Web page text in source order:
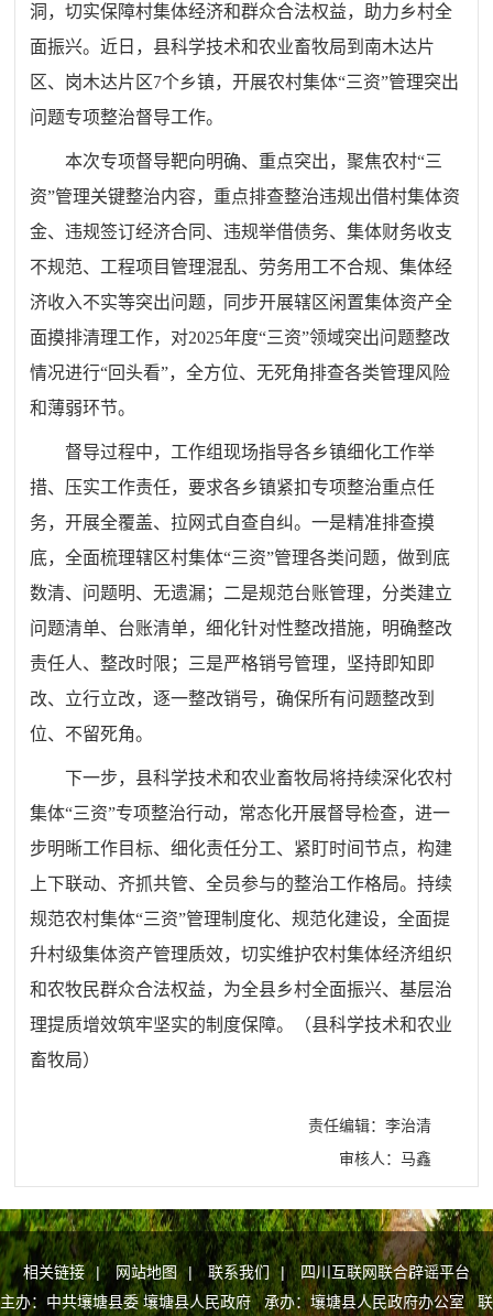
洞，切实保障村集体经济和群众合法权益，助力乡村全
面振兴。近日，县科学技术和农业畜牧局到南木达片
区、岗木达片区7个乡镇，开展农村集体“三资”管理突出
问题专项整治督导工作。
本次专项督导靶向明确、重点突出，聚焦农村“三
资”管理关键整治内容，重点排查整治违规出借村集体资
金、违规签订经济合同、违规举借债务、集体财务收支
不规范、工程项目管理混乱、劳务用工不合规、集体经
济收入不实等突出问题，同步开展辖区闲置集体资产全
面摸排清理工作，对2025年度“三资”领域突出问题整改
情况进行“回头看”，全方位、无死角排查各类管理风险
和薄弱环节。
督导过程中，工作组现场指导各乡镇细化工作举
措、压实工作责任，要求各乡镇紧扣专项整治重点任
务，开展全覆盖、拉网式自查自纠。一是精准排查摸
底，全面梳理辖区村集体“三资”管理各类问题，做到底
数清、问题明、无遗漏；二是规范台账管理，分类建立
问题清单、台账清单，细化针对性整改措施，明确整改
责任人、整改时限；三是严格销号管理，坚持即知即
改、立行立改，逐一整改销号，确保所有问题整改到
位、不留死角。
下一步，县科学技术和农业畜牧局将持续深化农村
集体“三资”专项整治行动，常态化开展督导检查，进一
步明晰工作目标、细化责任分工、紧盯时间节点，构建
上下联动、齐抓共管、全员参与的整治工作格局。持续
规范农村集体“三资”管理制度化、规范化建设，全面提
升村级集体资产管理质效，切实维护农村集体经济组织
和农牧民群众合法权益，为全县乡村全面振兴、基层治
理提质增效筑牢坚实的制度保障。（县科学技术和农业
畜牧局）
责任编辑：李治清
审核人：马鑫
相关链接 | 网站地图 | 联系我们 |
四川互联网联合辟谣平台
主办：中共壤塘县委 壤塘县人民政府 承办：壤塘县人民政府办公室 联